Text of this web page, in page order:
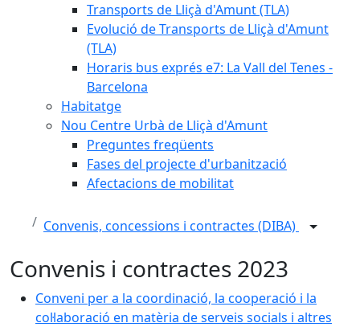
Transports de Lliçà d'Amunt (TLA)
Evolució de Transports de Lliçà d'Amunt
(TLA)
Horaris bus exprés e7: La Vall del Tenes -
Barcelona
Habitatge
Nou Centre Urbà de Lliçà d'Amunt
Preguntes freqüents
Fases del projecte d'urbanització
Afectacions de mobilitat
Convenis, concessions i contractes (DIBA)
Convenis i contractes 2023
Conveni per a la coordinació, la cooperació i la
col·laboració en matèria de serveis socials i altres